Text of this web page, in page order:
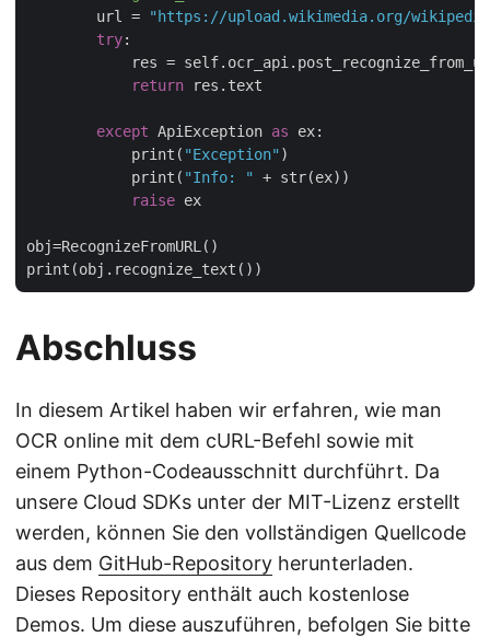
        url =
"https://upload.wikimedia.org/wikipedia/
try:
res =
return res.text
except ApiException as ex:
            print(
"Exception" )
            print(
"Info: "
+ str(ex))
raise ex
obj=RecognizeFromURL()
Abschluss
In diesem Artikel haben wir erfahren, wie man
OCR online mit dem cURL-Befehl sowie mit
einem Python-Codeausschnitt durchführt. Da
unsere Cloud SDKs unter der MIT-Lizenz erstellt
werden, können Sie den vollständigen Quellcode
aus dem GitHub-Repository herunterladen.
Dieses Repository enthält auch kostenlose
Demos. Um diese auszuführen, befolgen Sie bitte